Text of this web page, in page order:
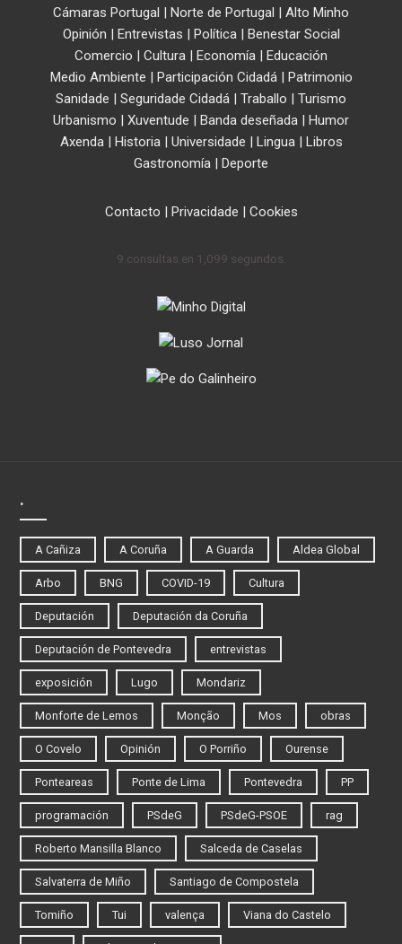
Cámaras Portugal | Norte de Portugal | Alto Minho
Opinión | Entrevistas | Política | Benestar Social
Comercio | Cultura | Economía | Educación
Medio Ambiente | Participación Cidadá | Patrimonio
Sanidade | Seguridade Cidadá | Traballo | Turismo
Urbanismo | Xuventude | Banda deseñada | Humor
Axenda | Historia | Universidade | Lingua | Libros
Gastronomía | Deporte
Contacto | Privacidade | Cookies
9 consultas en 1,099 segundos.
.
A Cañiza A Coruña A Guarda Aldea Global
Arbo BNG COVID-19 Cultura
Deputación Deputación da Coruña
Deputación de Pontevedra entrevistas
exposición Lugo Mondariz
Monforte de Lemos Monção Mos obras
O Covelo Opinión O Porriño Ourense
Ponteareas Ponte de Lima Pontevedra PP
programación PSdeG PSdeG-PSOE rag
Roberto Mansilla Blanco Salceda de Caselas
Salvaterra de Miño Santiago de Compostela
Tomiño Tui valença Viana do Castelo